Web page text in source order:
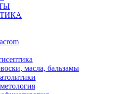
масла, бальзамы